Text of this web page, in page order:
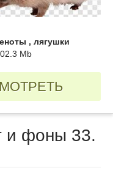
, лягушки
Mb
и фоны 33.